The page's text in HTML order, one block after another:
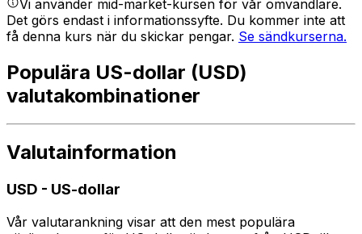
Vi använder mid-market-kursen för vår omvandlare.
Det görs endast i informationssyfte. Du kommer inte att
få denna kurs när du skickar pengar. Se sändkurserna.
Populära US-dollar (USD)
valutakombinationer
Valutainformation
USD - US-dollar
Vår valutarankning visar att den mest populära